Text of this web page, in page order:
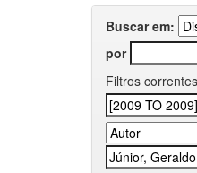
Buscar em:
por
Filtros